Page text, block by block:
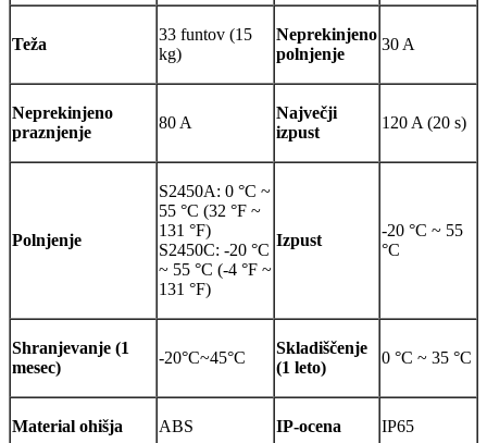
Teža
33 funtov (15
kg)
Neprekinjeno
polnjenje
30 A
Neprekinjeno
praznjenje
80 A
Največji
izpust
120 A (20 s)
Polnjenje
S2450A: 0 °C ~
55 °C (32 °F ~
131 °F)
S2450C: -20 °C
~ 55 °C (-4 °F ~
131 °F)
Izpust
-20 °C ~ 55
°C
Shranjevanje (1
mesec)
-20°C~45°C
Skladiščenje
(1 leto)
0 °C ~ 35 °C
Material ohišja ABS IP-ocena IP65